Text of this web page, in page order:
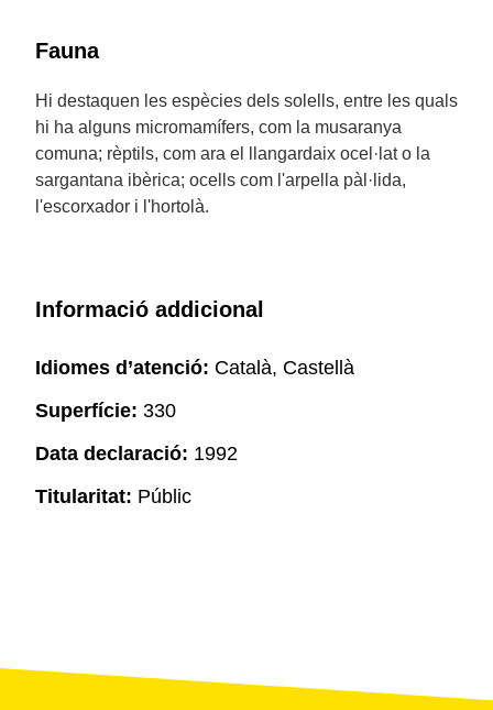
Fauna
Hi destaquen les espècies dels solells, entre les quals
hi ha alguns micromamífers, com la musaranya
comuna; rèptils, com ara el llangardaix ocel·lat o la
sargantana ibèrica; ocells com l'arpella pàl·lida,
l'escorxador i l'hortolà.
Informació addicional
Idiomes d’atenció: Català, Castellà
Superfície: 330
Data declaració: 1992
Titularitat: Públic